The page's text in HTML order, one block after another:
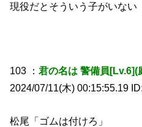
現役だとそういう子がいない
103 ：君の名は 警備員[Lv.6](
2024/07/11(木) 00:15:55.19
松尾「ゴムは付けろ」